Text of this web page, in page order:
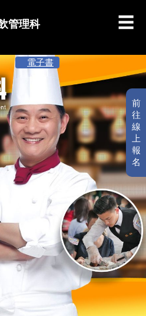
管理科
前
往
線
上
報
名
電子書